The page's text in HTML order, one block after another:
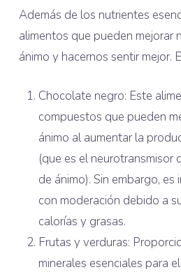
Además de los nutrientes
alimentos que pueden mejorar
ánimo y hacernos sentir mejor.
Chocolate negro: Este
compuestos que pueden
ánimo al aumentar la
(que es el neurotransmisor
de ánimo). Sin embargo,
con moderación debido a
calorías y grasas.
Frutas y verduras:
minerales esenciales para